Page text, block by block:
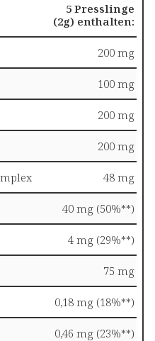
5 Presslinge
(2g) enthalten:
200 mg
100 mg
200 mg
200 mg
48 mg
40 mg (50%**)
4 mg (29%**)
75 mg
0,18 mg (18%**)
0,46 mg (23%**)